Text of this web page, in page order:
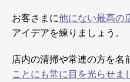
お客さまに他にない最高の
アイデアを練りましょう。
店内の清掃や常連の方を名
ことにも常に目を光らせま